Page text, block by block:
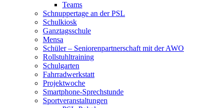
Teams
Schnuppertage an der PSL
Schulkiosk
Ganztagsschule
Mensa
Schüler – Seniorenpartnerschaft mit der AWO
Rollstuhltraining
Schulgarten
Fahrradwerkstatt
Projektwoche
Smartphone-Sprechstunde
Sportveranstaltungen